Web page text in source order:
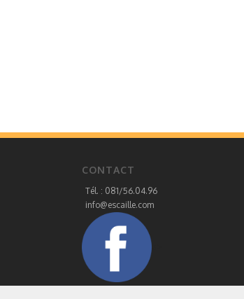
CONTACT
Tél. : 081/56.04.96
info@escaille.com